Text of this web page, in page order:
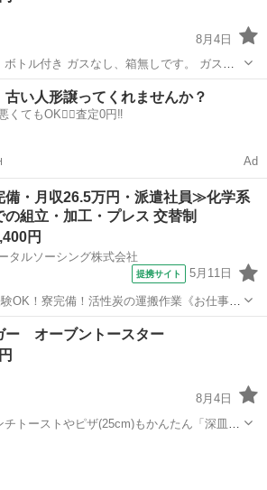
8月4日
ル付き ガスなし、箱無しです。 ガスを
、受け取り場所などあ
府駅 キッチン家電
古い人形譲ってくれませんか？
くてもOK🙆‍♀️査定0円‼️
Ad
・月収26.5万円・派遣社員≫化学系
の組立・加工・プレス 交替制
円
タルソーシング株式会社
提携サイト 5月11日
OK！寮完備！活性炭の運搬作業《お仕事
運搬が主な業務です。製品は10～20kg程度
府駅 その他
ー オーブントースター
8月4日